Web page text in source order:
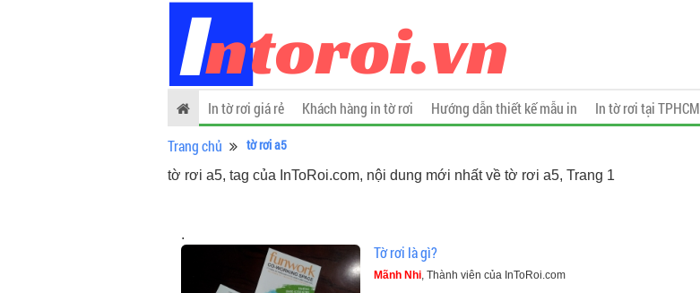
In tờ rơi giá rẻ Khách hàng in tờ rơi Hướng dẫn thiết kế mẫu in In tờ rơi tại TPHCM
Trang chủ
tờ rơi a5
tờ rơi a5, tag của InToRoi.com, nội dung mới nhất về tờ rơi a5, Trang 1
.
Tờ rơi là gì?
Mãnh Nhi, Thành viên của InToRoi.com